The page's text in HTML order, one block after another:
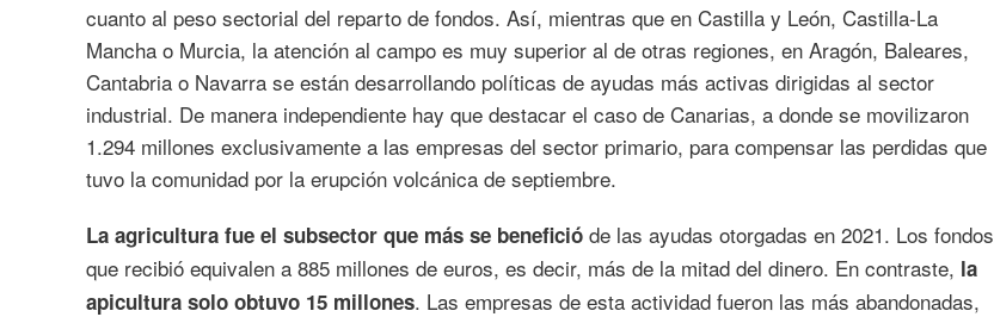
cuanto al peso sectorial del reparto de fondos. Así, mientras que en Castilla y León, Castilla-La
Mancha o Murcia, la atención al campo es muy superior al de otras regiones, en Aragón, Baleares,
Cantabria o Navarra se están desarrollando políticas de ayudas más activas dirigidas al sector
industrial. De manera independiente hay que destacar el caso de Canarias, a donde se movilizaron
1.294 millones exclusivamente a las empresas del sector primario, para compensar las perdidas que
tuvo la comunidad por la erupción volcánica de septiembre.
La agricultura fue el subsector que más se benefició de las ayudas otorgadas en 2021. Los fondos
que recibió equivalen a 885 millones de euros, es decir, más de la mitad del dinero. En contraste, la
apicultura solo obtuvo 15 millones. Las empresas de esta actividad fueron las más abandonadas,